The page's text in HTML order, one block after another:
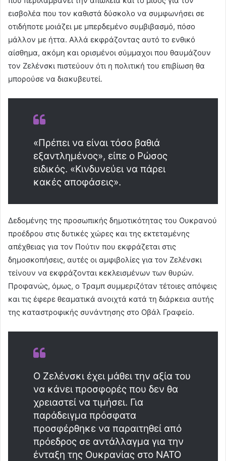
εισβολέα που τον καθιστά δύσκολο να συμφωνήσει σε
οτιδήποτε μοιάζει με μπερδεμένο συμβιβασμό, πόσο
μάλλον με ήττα. Αλλά εκφράζοντας αυτό το ενθικό
αίσθημα, ακόμη και ορισμένοι σύμμαχοι που θαυμάζουν
τον Ζελένσκι πιστεύουν ότι η πολιτική του επιβίωση θα
μπορούσε να διακυβευτεί.
«Πρέπει να είναι τόσο βαθιά
εξαντλημένος», είπε ο Ρώσος
ειδικός. «Κινδυνεύει να πάρει
κακές αποφάσεις».
Δεδομένης της προσωπικής δημοτικότητας του Ουκρανού
προέδρου στις δυτικές χώρες και της εκτεταμένης
απέχθειας για τον Πούτιν που εκφράζεται στις
δημοσκοπήσεις, αυτές οι αμφιβολίες για τον Ζελένσκι
τείνουν να εκφράζονται κεκλεισμένων των θυρών.
Προφανώς, όμως, ο Τραμπ συμμεριζόταν τέτοιες απόψεις
και τις έφερε θεαματικά ανοιχτά κατά τη διάρκεια αυτής
της καταστροφικής συνάντησης στο Οβάλ Γραφείο.
Ο Ζελένσκι έχει μάθει την αξία του
να κάνει προσφορές που δεν θα
χρειαστεί να τιμήσει. Για
παράδειγμα πρόσφατα
προσφέρθηκε να παραιτηθεί από
πρόεδρος σε αντάλλαγμα για την
ένταξη της Ουκρανίας στο ΝΑΤΟ